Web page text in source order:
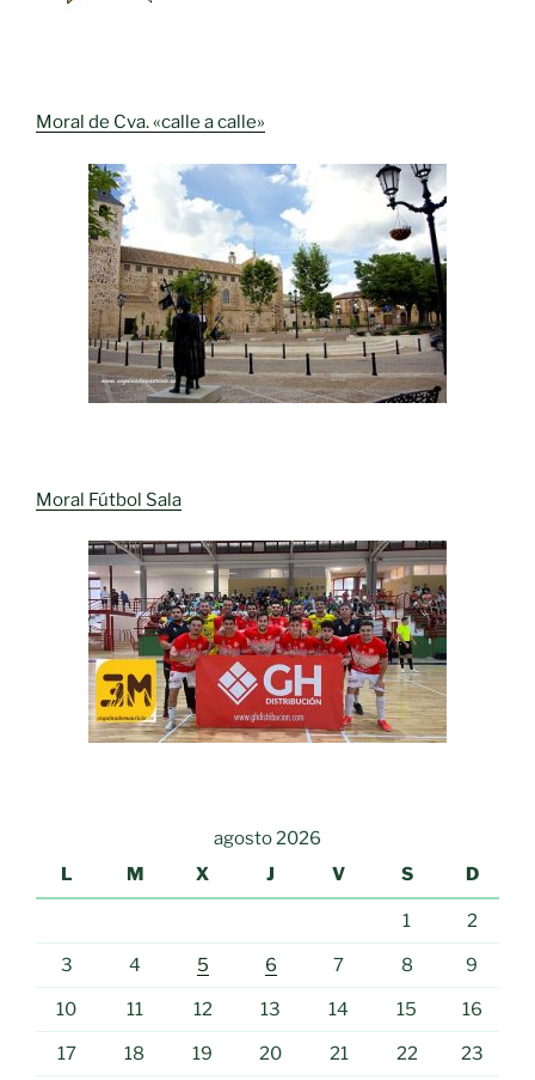
Moral de Cva. «calle a calle»
Moral Fútbol Sala
agosto 2026
L
M X J V S D
1 2
3 4 5 6 7 8 9
10 11 12 13 14 15 16
17 18 19 20 21 22 23